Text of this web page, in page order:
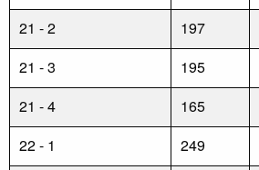
21 - 2
197
21 - 3
195
21 - 4
165
22 - 1
249